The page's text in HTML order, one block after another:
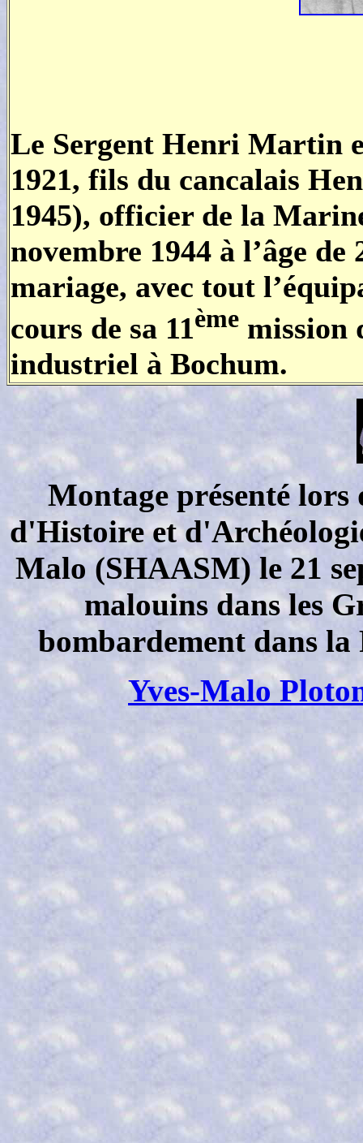
Le Sergent Henri Martin
1921, fils du cancalais
1945), officier de la
novembre 1944 à l’âge de
mariage, avec tout
cours de sa 11ème mission
industriel à Bochum.
Montage présenté lors
d'Histoire et
Malo (SHAASM) le 21
malouins dans les
bombardement dans
Yves-Malo